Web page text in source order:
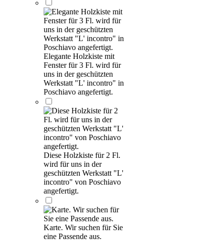
Elegante Holzkiste mit
Fenster für 3 Fl. wird für
uns in der geschützten
Werkstatt "L' incontro" in
Poschiavo angefertigt.
Diese Holzkiste für 2 Fl.
wird für uns in der
geschützten Werkstatt "L'
incontro" von Poschiavo
angefertigt.
Karte. Wir suchen für Sie
eine Passende aus.